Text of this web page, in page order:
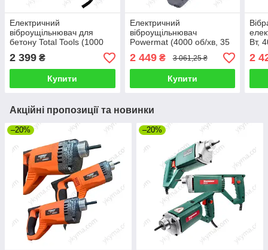
Електричний
віброущільнювач для
бетону Total Tools (1000
діаметр вібронакінечника
35 мм)
2 399 ₴
Купити
Електричний
віброущільнювач
Powermat (4000 об/хв, 35
2 449₴ 3 061,25 ₴
Купити
Вт,
2
Акційні пропозиції та новинки
–20% –20%